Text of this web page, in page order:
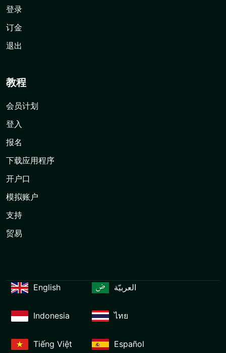
登录
订金
退出
教程
会员计划
登入
报名
下载应用程序
开户口
模拟账户
支持
贸易
English العربيّة
Indonesia ไทย
Tiếng Việt Español